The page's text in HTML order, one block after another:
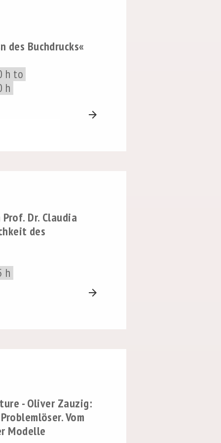
des Buchdrucks«
h to
h
arrow_forward
Dr. Claudia
des
h
arrow_forward
- Oliver Zauzig:
Vom
Modelle